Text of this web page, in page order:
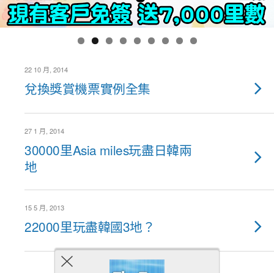
22 10 月, 2014
兌換獎賞機票實例全集
27 1 月, 2014
30000里Asia miles玩盡日韓兩
地
15 5 月, 2013
22000里玩盡韓國3地？